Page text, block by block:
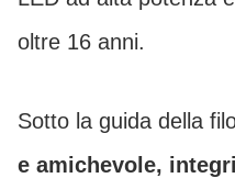
oltre 16 anni.
Sotto la guida della
e amichevole,